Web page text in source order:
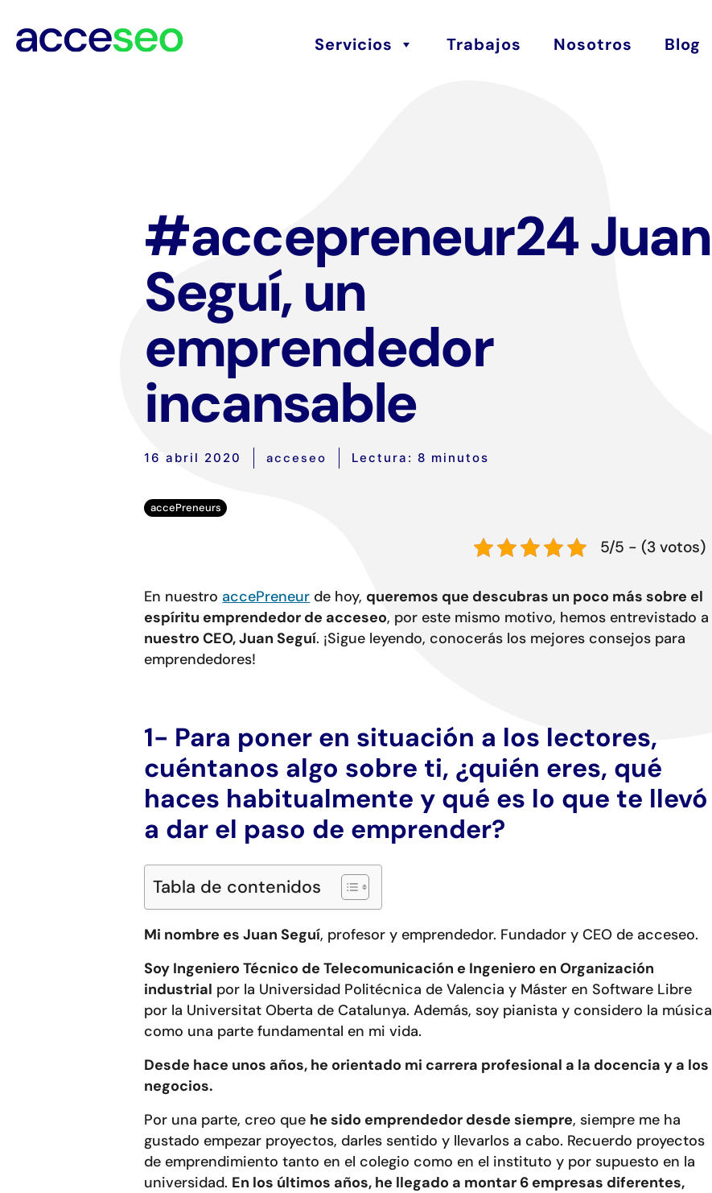
Servicios Trabajos Nosotros Blog
#accepreneur24 Juan
Seguí, un
emprendedor
incansable
16 abril 2020 acceseo Lectura: 8 minutos
accePreneurs
5/5 - (3 votos)
En nuestro accePreneur de hoy, queremos que descubras un poco más sobre el
espíritu emprendedor de acceseo, por este mismo motivo, hemos entrevistado a
nuestro CEO, Juan Seguí. ¡Sigue leyendo, conocerás los mejores consejos para
emprendedores!
1- Para poner en situación a los lectores,
cuéntanos algo sobre ti, ¿quién eres, qué
haces habitualmente y qué es lo que te llevó
a dar el paso de emprender?
Tabla de contenidos
Mi nombre es Juan Seguí, profesor y emprendedor. Fundador y CEO de acceseo.
Soy Ingeniero Técnico de Telecomunicación e Ingeniero en Organización
industrial por la Universidad Politécnica de Valencia y Máster en Software Libre
por la Universitat Oberta de Catalunya. Además, soy pianista y considero la música
como una parte fundamental en mi vida.
Desde hace unos años, he orientado mi carrera profesional a la docencia y a los
negocios.
Por una parte, creo que he sido emprendedor desde siempre, siempre me ha
gustado empezar proyectos, darles sentido y llevarlos a cabo. Recuerdo proyectos
de emprendimiento tanto en el colegio como en el instituto y por supuesto en la
universidad. En los últimos años, he llegado a montar 6 empresas diferentes,